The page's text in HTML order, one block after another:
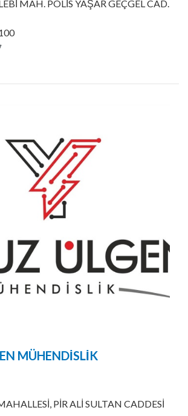
MAH. POLİS YAŞAR GEÇGEL CAD.
MÜHENDİSLİK
PİR ALİ SULTAN CADDESİ